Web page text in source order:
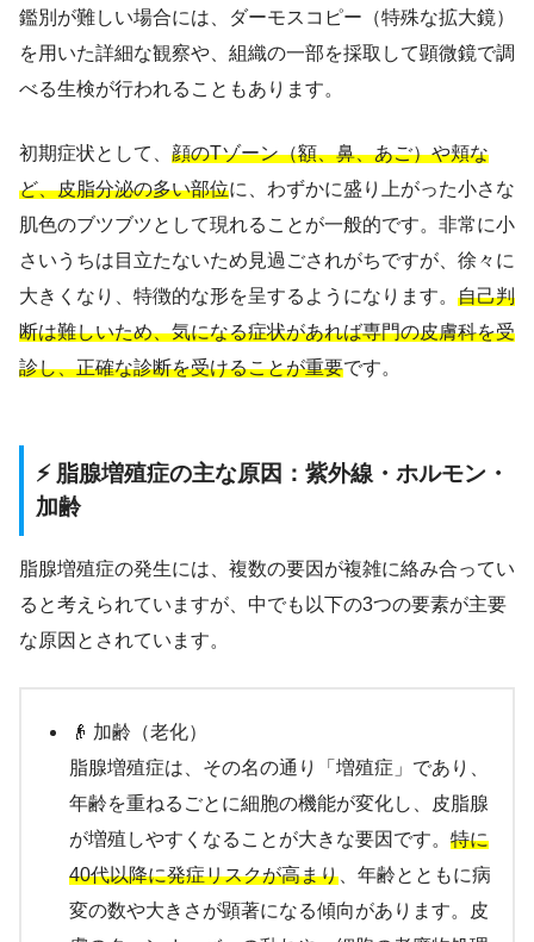
鑑別が難しい場合には、ダーモスコピー（特殊な拡大鏡）
を用いた詳細な観察や、組織の一部を採取して顕微鏡で調
べる生検が行われることもあります。
初期症状として、 顔のTゾーン（額、鼻、あご）や頬な
ど、皮脂分泌の多い部位に、わずかに盛り上がった小さな
肌色のブツブツとして現れることが一般的です。非常に小
さいうちは目立たないため見過ごされがちですが、徐々に
大きくなり、特徴的な形を呈するようになります。 自己判
断は難しいため、気になる症状があれば専門の皮膚科を受
診し、正確な診断を受けることが重要です。
⚡ 脂腺増殖症の主な原因：紫外線・ホルモン・
加齢
脂腺増殖症の発生には、複数の要因が複雑に絡み合ってい
ると考えられていますが、中でも以下の3つの要素が主要
な原因とされています。
👴 加齢（老化）
脂腺増殖症は、その名の通り「増殖症」であり、
年齢を重ねるごとに細胞の機能が変化し、皮脂腺
が増殖しやすくなることが大きな要因です。 特に
40代以降に発症リスクが高まり 、年齢とともに病
変の数や大きさが顕著になる傾向があります。皮